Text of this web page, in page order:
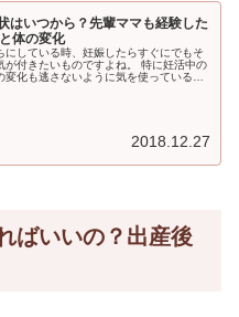
はいつから？先輩ママも経験した
体の変化
にしている時、妊娠したらすぐにでもそ
が付きたいものですよね。 特に妊活中の
変化も逃さないように気を使っているか
2018.12.27
ばいいの？出産後